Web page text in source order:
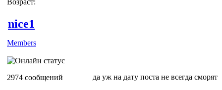
nice1
Members
2974 сообщений да уж на дату поста не всегда сморят